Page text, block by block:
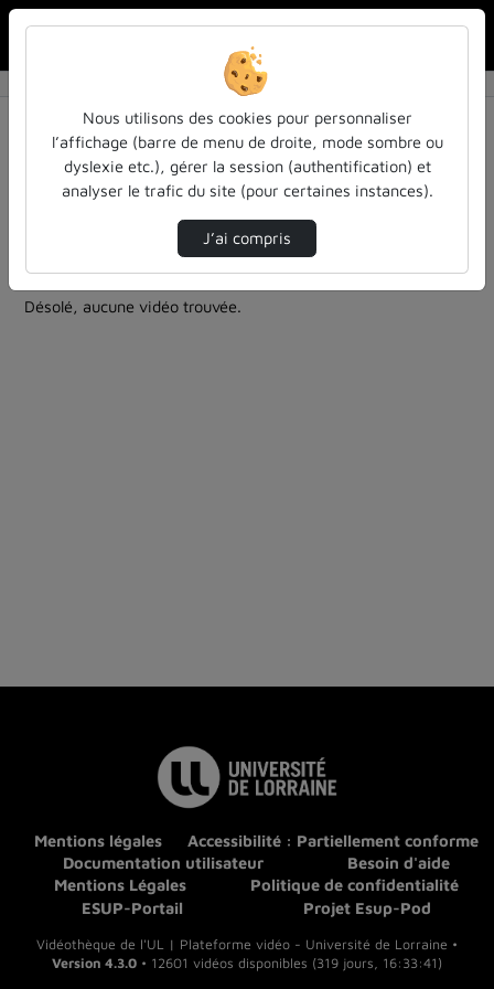
Résultats de la recherche
Filtres actifs (cliquer pour en retirer) :
entendu-des-confs-a-ecouter
Allemand
entendu-des-confs-a-ecouter
colloques-et-conferences
1 vidéo trouvée
Désolé, aucune vidéo trouvée.
Mentions légales
Accessibilité : Partiellement conforme
Documentation utilisateur
Besoin d'aide
Mentions Légales
Politique de confidentialité
ESUP-Portail
Projet Esup-Pod
Vidéothèque de l'UL | Plateforme vidéo - Université de Lorraine •
Version 4.3.0 • 12601 vidéos disponibles (319 jours, 16:33:41)
Nous utilisons des cookies pour personnaliser
l’affichage (barre de menu de droite, mode sombre ou
dyslexie etc.), gérer la session (authentification) et
analyser le trafic du site (pour certaines instances).
J’ai compris